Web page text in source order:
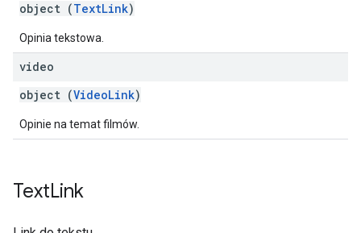
object (TextLink)
Opinia tekstowa.
video
object (VideoLink)
Opinie na temat filmów.
TextLink